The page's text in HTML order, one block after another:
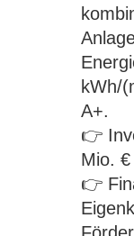
kWh/
A+.
👉
Mio. €
👉